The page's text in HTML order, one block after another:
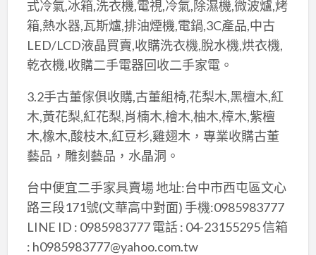
式冷氣,冰箱,洗衣機,電視,冷氣,除濕機,微波爐,烤
箱,熱水器,瓦斯爐,排油煙機,電鍋,3C產品,中古
LED/LCD液晶買賣,收購洗衣機,脫水機,烘衣機,
乾衣機,收購二手電器回收二手家電。
3.2手古董傢俱收購,古董組椅,花梨木,黑檀木,紅
木,黃花梨,紅花梨,肖楠木,檜木,柚木,樟木,紫檀
木,橡木,酸枝木,紅豆杉,雞翅木，專業收購古董
藝品，雕刻藝品，水晶洞。
台中便宜二手家具賣場 地址:台中市西屯區文心
路三段171號(文華高中對面) 手機:0985983777
LINE ID : 0985983777 電話 : 04-23155295 信箱
: h0985983777@yahoo.com.tw